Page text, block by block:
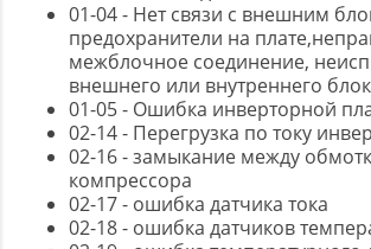
01-04 - Нет связи с внешним
предохранители на
межблочное соединение,
внешнего или внутреннего
01-05 - Ошибка инверторной
02-14 - Перегрузка по току
02-16 - замыкание между
компрессора
02-17 - ошибка датчика тока
02-18 - ошибка датчиков